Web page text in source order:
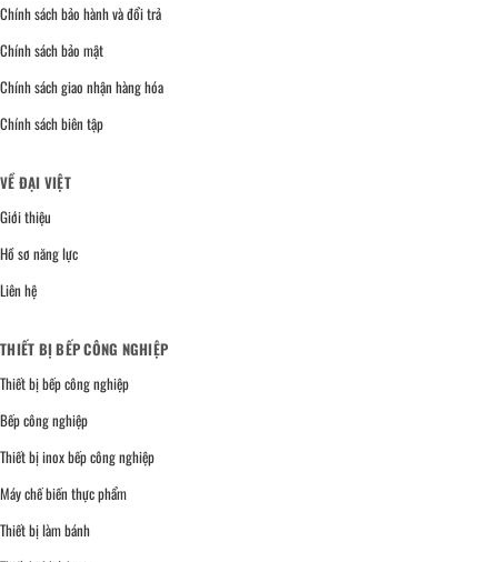
Chính sách bảo hành và đổi trả
Chính sách bảo mật
Chính sách giao nhận hàng hóa
Chính sách biên tập
VỀ ĐẠI VIỆT
Giới thiệu
Hồ sơ năng lực
Liên hệ
THIẾT BỊ BẾP CÔNG NGHIỆP
Thiết bị bếp công nghiệp
Bếp công nghiệp
Thiết bị inox bếp công nghiệp
Máy chế biến thực phẩm
Thiết bị làm bánh